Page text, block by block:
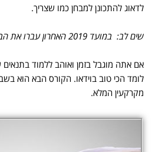
לדאוג להתכונן למבחן כמו שצריך.
שים לב: במועד 2019 האחרון עברו את הבחינה 42% בלבד מהניגשים.
אם אתה מוגבל בזמן ואוהב ללמוד
לומד הכי טוב בוידאו. הקורס הבא הוא
מקרקעין המלא.